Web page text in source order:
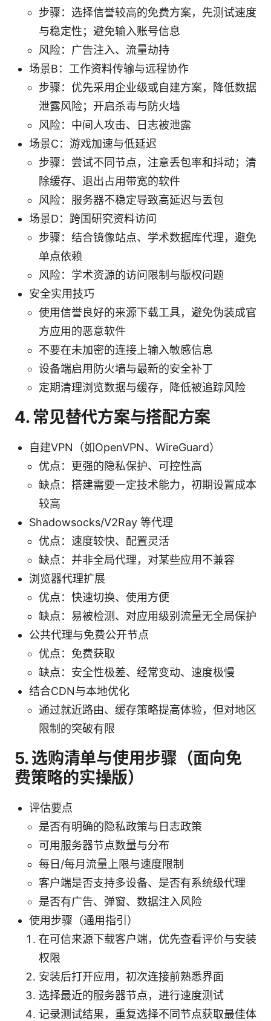
步骤：选择信誉较高的免费方案，先测试速度
与稳定性；避免输入账号信息
风险：广告注入、流量劫持
场景B：工作资料传输与远程协作
步骤：优先采用企业级或自建方案，降低数据
泄露风险；开启杀毒与防火墙
风险：中间人攻击、日志被泄露
场景C：游戏加速与低延迟
步骤：尝试不同节点，注意丢包率和抖动；清
除缓存、退出占用带宽的软件
风险：服务器不稳定导致高延迟与丢包
场景D：跨国研究资料访问
步骤：结合镜像站点、学术数据库代理，避免
单点依赖
风险：学术资源的访问限制与版权问题
安全实用技巧
使用信誉良好的来源下载工具，避免伪装成官
方应用的恶意软件
不要在未加密的连接上输入敏感信息
设备端启用防火墙与最新的安全补丁
定期清理浏览数据与缓存，降低被追踪风险
4. 常见替代方案与搭配方案
自建VPN（如OpenVPN、WireGuard）
优点：更强的隐私保护、可控性高
缺点：搭建需要一定技术能力，初期设置成本
较高
Shadowsocks/V2Ray 等代理
优点：速度较快、配置灵活
缺点：并非全局代理，对某些应用不兼容
浏览器代理扩展
优点：快速切换、使用方便
缺点：易被检测、对应用级别流量无全局保护
公共代理与免费公开节点
优点：免费获取
缺点：安全性极差、经常变动、速度极慢
结合CDN与本地优化
通过就近路由、缓存策略提高体验，但对地区
限制的突破有限
5. 选购清单与使用步骤（面向免
费策略的实操版）
评估要点
是否有明确的隐私政策与日志政策
可用服务器节点数量与分布
每日/每月流量上限与速度限制
客户端是否支持多设备、是否有系统级代理
是否有广告、弹窗、数据注入风险
使用步骤（通用指引）
在可信来源下载客户端，优先查看评价与安装
权限
安装后打开应用，初次连接前熟悉界面
选择最近的服务器节点，进行速度测试
记录测试结果，重复选择不同节点获取最佳体